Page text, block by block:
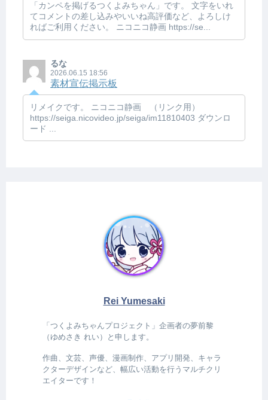
「カンペを掲げるつくよみちゃん」です。 文字をいれ
てコメントの差し込みやいいね高評価など、よろしけ
ればご利用ください。 ニコニコ静画 https://se...
るな
2026.06.15 18:56
素材宣伝掲示板
リメイクです。 ニコニコ静画 （リンク用）
https://seiga.nicovideo.jp/seiga/im11810403 ダウンロ
ード ...
Rei Yumesaki
「つくよみちゃんプロジェクト」企画者の夢前黎
（ゆめさき れい）と申します。
作曲、文芸、声優、漫画制作、アプリ開発、キャラ
クターデザインなど、幅広い活動を行うマルチクリ
エイターです！